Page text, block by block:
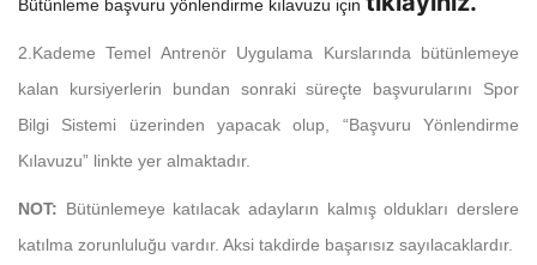
Bütünleme başvuru yönlendirme kılavuzu için
2.Kademe Temel Antrenör Uygulama Kurslarında bütünlemeye
kalan kursiyerlerin bundan sonraki süreçte başvurularını Spor
Bilgi Sistemi üzerinden yapacak olup, “Başvuru Yönlendirme
Kılavuzu” linkte yer almaktadır.
NOT: Bütünlemeye katılacak adayların kalmış oldukları derslere
katılma zorunluluğu vardır. Aksi takdirde başarısız sayılacaklardır.